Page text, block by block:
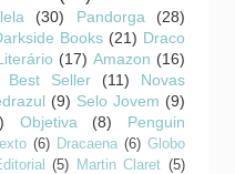
(30) Pandorga
(28)
Books (21) Draco
(17) Amazon (16)
Best Seller (11)
Novas
(9) Selo Jovem (9)
Objetiva (8)
Penguin
(6) Dracaena (6) Globo
(5) Martin Claret (5)